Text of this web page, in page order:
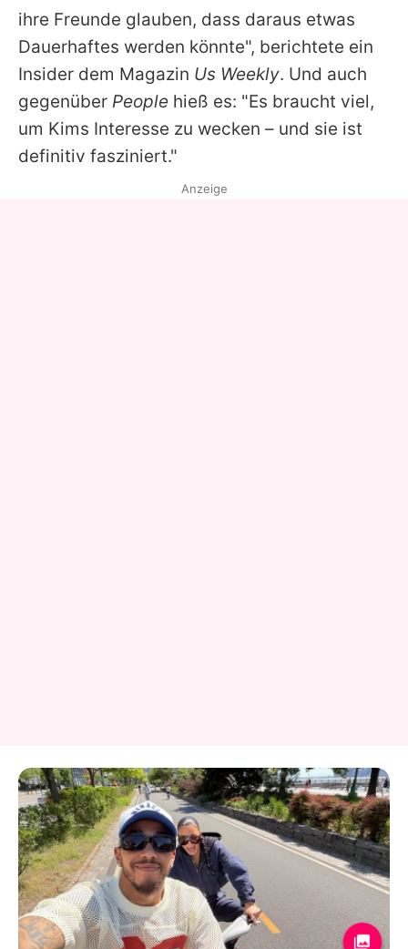
ihre Freunde glauben, dass daraus etwas
Dauerhaftes werden könnte", berichtete ein
Insider dem Magazin Us Weekly. Und auch
gegenüber People hieß es: "Es braucht viel,
um Kims Interesse zu wecken – und sie ist
definitiv fasziniert."
Anzeige